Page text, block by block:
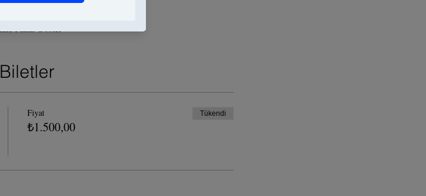
Biletler
Fiyat
₺1.500,00
Tükendi